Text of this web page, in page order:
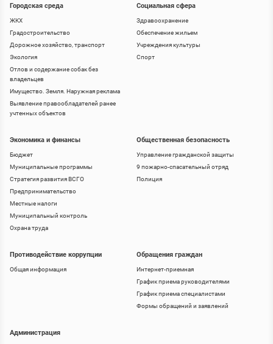
Городская среда
ЖКХ
Градостроительство
Дорожное хозяйство, транспорт
Экология
Отлов и содержание собак без
владельцев
Имущество. Земля. Наружная реклама
Выявление правообладателей ранее
учтенных объектов
Социальная сфера
Здравоохранение
Обеспечение жильем
Учреждения культуры
Спорт
Экономика и финансы
Бюджет
Муниципальные программы
Стратегия развития ВСГО
Предпринимательство
Местные налоги
Муниципальный контроль
Охрана труда
Общественная безопасность
Управление гражданской защиты
9 пожарно-спасательный отряд
Полиция
Противодействие коррупции
Общая информация
Обращения граждан
Интернет-приемная
График приема руководителями
График приема специалистами
Формы обращений и заявлений
Администрация